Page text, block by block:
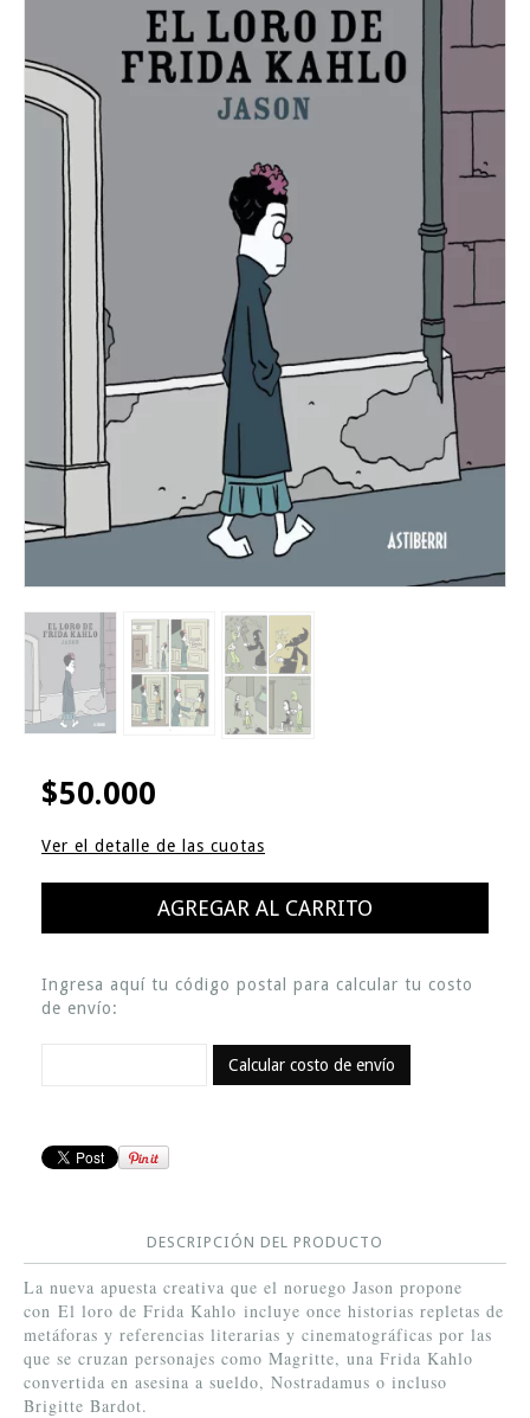
$50.000
Ver el detalle de las cuotas
Ingresa aquí tu código postal para calcular tu costo
de envío:
Calcular costo de envío
DESCRIPCIÓN DEL PRODUCTO
La nueva apuesta creativa que el noruego Jason propone
con El loro de Frida Kahlo incluye once historias repletas de
metáforas y referencias literarias y cinematográficas por las
que se cruzan personajes como Magritte, una Frida Kahlo
convertida en asesina a sueldo, Nostradamus o incluso
Brigitte Bardot.